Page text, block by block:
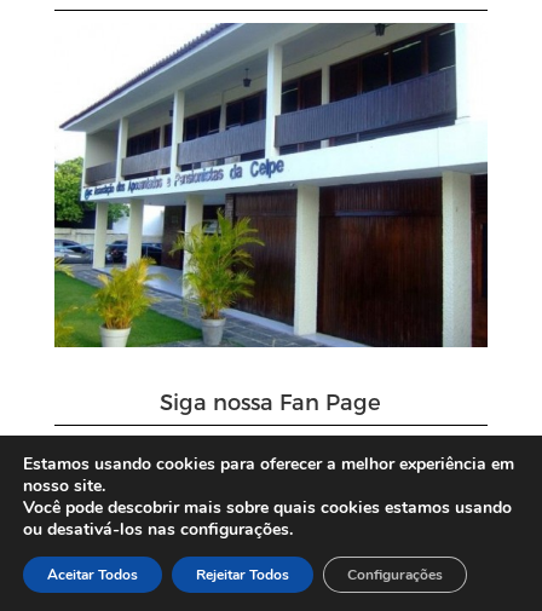
Siga nossa Fan Page
Estamos usando cookies para oferecer a melhor experiência em
nosso site.
Você pode descobrir mais sobre quais cookies estamos usando
ou desativá-los nas configurações.
Aceitar Todos Rejeitar Todos Configurações